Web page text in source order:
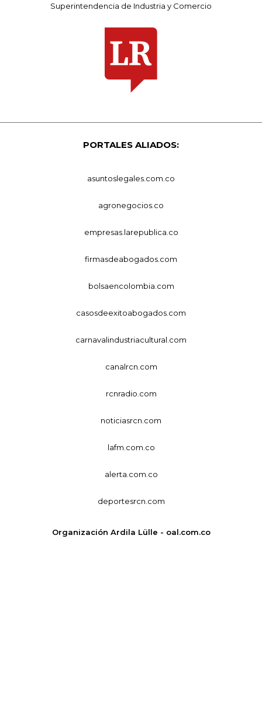
Superintendencia de Industria y Comercio
PORTALES ALIADOS:
asuntoslegales.com.co
agronegocios.co
empresas.larepublica.co
firmasdeabogados.com
bolsaencolombia.com
casosdeexitoabogados.com
carnavalindustriacultural.com
canalrcn.com
rcnradio.com
noticiasrcn.com
lafm.com.co
alerta.com.co
deportesrcn.com
Organización Ardila Lülle - oal.com.co